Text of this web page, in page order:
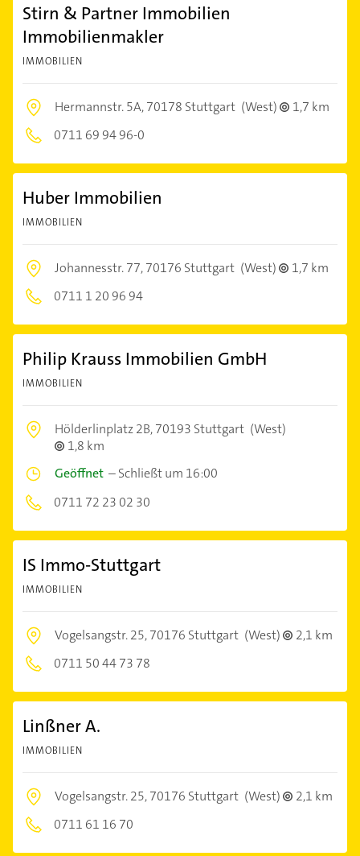
Stirn & Partner Immobilien
Immobilienmakler
IMMOBILIEN
Hermannstr. 5A,70178 Stuttgart (West)
1,7 km
0711 69 94 96-0
Huber Immobilien
IMMOBILIEN
Johannesstr. 77,70176 Stuttgart (West)
1,7 km
0711 1 20 96 94
Philip Krauss Immobilien GmbH
IMMOBILIEN
Hölderlinplatz 2B,70193 Stuttgart (West)
1,8 km
Geöffnet –Schließt um 16:00
0711 72 23 02 30
IS Immo-Stuttgart
IMMOBILIEN
Vogelsangstr. 25,70176 Stuttgart (West)
2,1 km
0711 50 44 73 78
Linßner A.
IMMOBILIEN
Vogelsangstr. 25,70176 Stuttgart (West)
2,1 km
0711 61 16 70